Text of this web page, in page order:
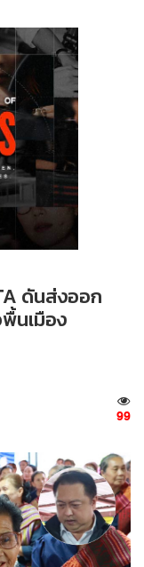
ดันส่งออก
นเมือง
99